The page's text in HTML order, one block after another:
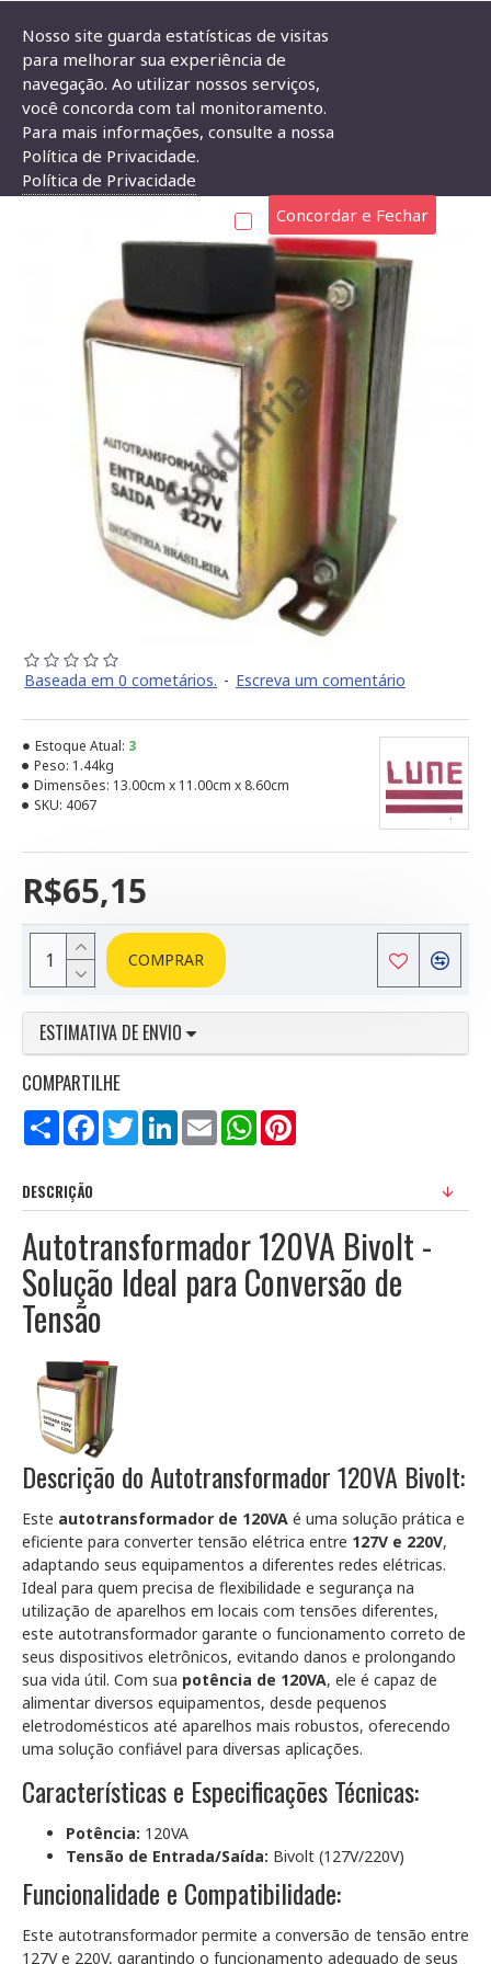
Autotransformador 120VA Bivolt
AUTOTRANSFORMADOR 120VA BIVOLT
Baseada em 0 cometários. - Escreva um comentário
R$65,15
Estoque Atual: 3
Peso: 1.44kg
Dimensões: 13.00cm x 11.00cm x 8.60cm
SKU: 4067
COMPRAR
ESTIMATIVA DE ENVIO
COMPARTILHE
Compartilhar
FacebookTwitterLinkedInEmail WhatsApp
DESCRIÇÃO
Autotransformador 120VA Bivolt -
Solução Ideal para Conversão de
Tensão
Descrição do Autotransformador 120VA Bivolt:
Este autotransformador de 120VA é uma solução prática e
eficiente para converter tensão elétrica entre 127V e 220V,
adaptando seus equipamentos a diferentes redes elétricas.
Ideal para quem precisa de flexibilidade e segurança na
utilização de aparelhos em locais com tensões diferentes,
este autotransformador garante o funcionamento correto de
seus dispositivos eletrônicos, evitando danos e prolongando
sua vida útil. Com sua potência de 120VA, ele é capaz de
alimentar diversos equipamentos, desde pequenos
eletrodomésticos até aparelhos mais robustos, oferecendo
uma solução confiável para diversas aplicações.
Características e Especificações Técnicas:
Potência: 120VA
Tensão de Entrada/Saída: Bivolt (127V/220V)
Funcionalidade e Compatibilidade:
Este autotransformador permite a conversão de tensão entre
127V e 220V, garantindo o funcionamento adequado de seus
Nosso site guarda estatísticas de visitas
para melhorar sua experiência de
navegação. Ao utilizar nossos serviços,
você concorda com tal monitoramento.
Para mais informações, consulte a nossa
Política de Privacidade.
Política de Privacidade
Concordar e Fechar